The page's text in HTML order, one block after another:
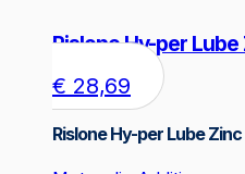
Rislone Hy-per
€ 28,69
Rislone Hy-per Lube